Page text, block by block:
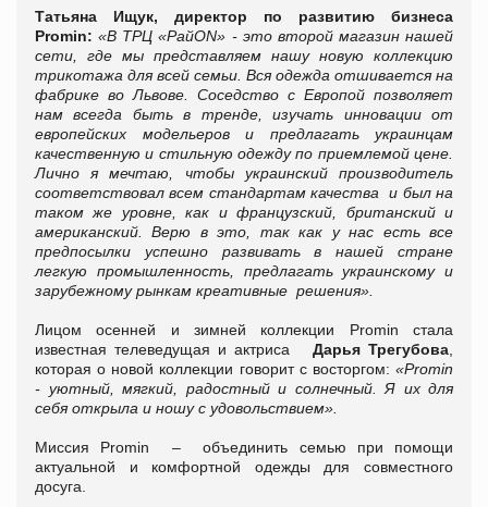
Татьяна Ищук, директор по развитию бизнеса
Promin:«В ТРЦ «РайON» - это второй магазин нашей
сети, где мы представляем нашу новую коллекцию
трикотажа для всей семьи. Вся одежда отшивается на
фабрике во Львове. Соседство с Европой позволяет
нам всегда быть в тренде, изучать инновации от
европейских модельеров и предлагать украинцам
качественную и стильную одежду по приемлемой цене.
Лично я мечтаю, чтобы украинский производитель
соответствовал всем стандартам качества и был на
таком же уровне, как и французский, британский и
американский. Верю в это, так как у нас есть все
предпосылки успешно развивать в нашей стране
легкую промышленность, предлагать украинскому и
зарубежному рынкам креативные решения».
Лицом осенней и зимней коллекции Promin стала
известная телеведущая и актриса Дарья Трегубова,
которая о новой коллекции говорит с восторгом: «Promin
- уютный, мягкий, радостный и солнечный. Я их для
себя открыла и ношу с удовольствием».
Миссия Promin – объединить семью при помощи
актуальной и комфортной одежды для совместного
досуга.